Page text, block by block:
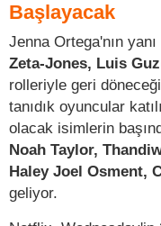
Başlayacak
Jenna Ortega'nın yanı
Zeta-Jones, Luis
rolleriyle geri
tanıdık oyuncular
olacak isimlerin
Noah Taylor,
Haley Joel Osment,
geliyor.